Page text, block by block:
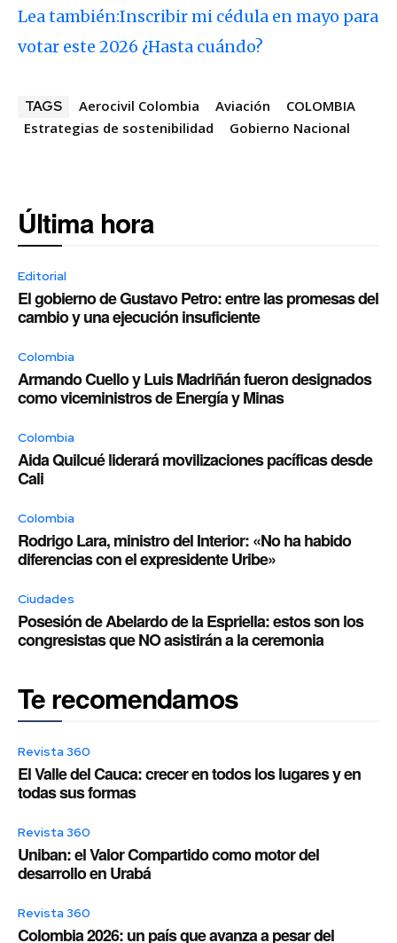
Lea también:Inscribir mi cédula en mayo para
votar este 2026 ¿Hasta cuándo?
TAGS Aerocivil Colombia Aviación
COLOMBIA
Estrategias de sostenibilidad
Gobierno Nacional
Última hora
Editorial
El gobierno de Gustavo Petro: entre las promesas del
cambio y una ejecución insuficiente
Colombia
Armando Cuello y Luis Madriñán fueron designados
como viceministros de Energía y Minas
Colombia
Aida Quilcué liderará movilizaciones pacíficas desde
Cali
Colombia
Rodrigo Lara, ministro del Interior: «No ha habido
diferencias con el expresidente Uribe»
Ciudades
Posesión de Abelardo de la Espriella: estos son los
congresistas que NO asistirán a la ceremonia
Te recomendamos
Revista 360
El Valle del Cauca: crecer en todos los lugares y en
todas sus formas
Revista 360
Uniban: el Valor Compartido como motor del
desarrollo en Urabá
Revista 360
Colombia 2026: un país que avanza a pesar del